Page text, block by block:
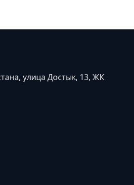
улица Достык, 13, ЖК